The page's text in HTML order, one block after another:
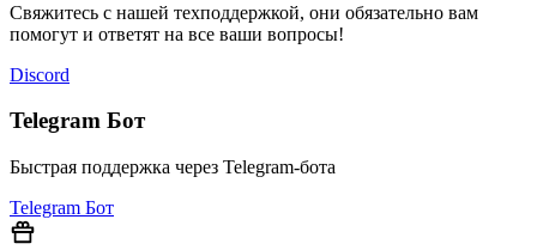
Свяжитесь с нашей техподдержкой, они обязательно вам
помогут и ответят на все ваши вопросы!
Discord
Telegram Бот
Быстрая поддержка через Telegram-бота
Telegram Бот